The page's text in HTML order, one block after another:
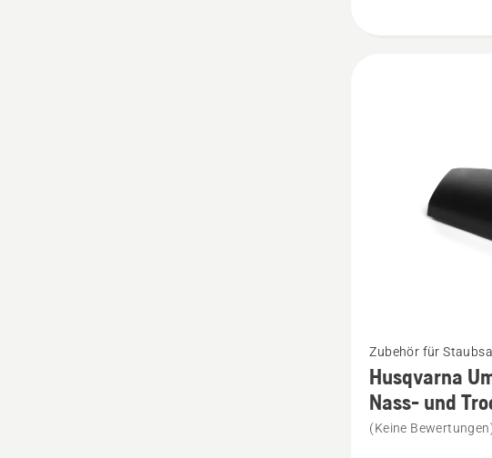
Details
Husqvarna
Umschaltbare
Zubehör für
Husqvarna
Nass- und
(Keine